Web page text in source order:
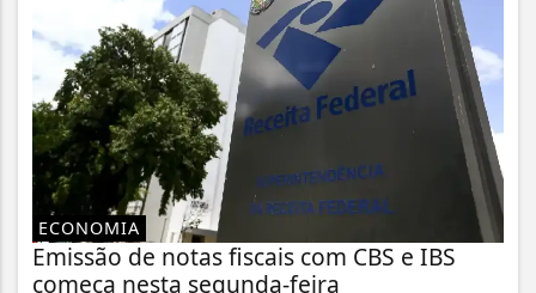
ECONOMIA
Emissão de notas fiscais com CBS e IBS
começa nesta segunda-feira